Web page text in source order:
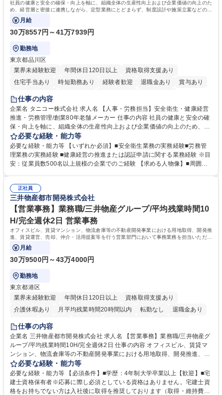
簿記検定1級 日商簿記検定2級 日商簿記検定3級
社員の健康と安全の確保・向上を軸に、組織全体の生産性向上および企業価値の向上のた
め、経営層と密接に連携しながら、定型業務にとどまらず、制度設計や施策立案などの上
流工程から関与していただきます。
月給
30万8557円～41万7939円
勤務地
東京都品川区
業界未経験歓迎
年間休日120日以上
資格取得支援あり
住宅手当あり
時短勤務あり 経験者歓迎 退職金あり
賞与あり
完全週休2日制
寮・社宅あり
仕事の内容
企業名 タニコー株式会社 求人名 【人事・労務担当】安全衛生・健康経営
推進・労務管理/創業80年老舗メーカー 仕事の内容 社員の健康と安全の確
保・向上を軸に、組織全体の生産性向上および企業価値の向上のため、経
営層と密接に連携しながら、定型業務にとどまらず、制度設計や施策立案
などの上流工程から関与していただきます。 【主な業務内容】■安全衛生
業務（ストレスチェック、健康診断の運用、産業医との連携 など）■健康
経営認証取得に向けた企画・推進■労務管理（労働時間の分析、労働環境
を底上げすべく、ともにご活躍いただける方の増員募集となります。 募集
職種 【人事・労務担当】安全衛生・健康経営推進・労務管理/創業80年老
舗メーカー
必要な経験・能力等
必要な経験・能力等 【いずれか必須】■安全衛生業務の実務経験■労務管
理業務の実務経験 ■健康経営の推進または認証申請に関する業務経験 ※目
安：従業員数500名以上規模の企業でのご経験 【求める人物像】■周囲
部門と連携しながら業務を推進できる方■Excelや労務管理システムの実務
使用経験をお持ちの方 学歴・資格 学歴：大学院 大学 高専 短大 専修学校
高校 語学力： 資格：
正社員
三井物産都市開発株式会社
【営業事務】業務職/三井物産グループ/平均残業時間10
H/完全週休2日 営業事務
オフィスビル、賃貸マンション、物流倉庫等の不動産開発事業における用地取得、開発推
進、賃貸運営、売却、仲介・活用提案等を行う営業部門において事務業務を担当いただき
ます。
月給
30万9500円～43万4000円
勤務地
東京都港区
業界未経験歓迎
年間休日120日以上
資格取得支援あり
介護休暇あり
月平均残業時間20時間以内 転勤なし
退職金あり
在宅OK
賞与あり
駅近5分以内
土日祝休み 寮・社宅あり
仕事の内容
企業名 三井物産都市開発株式会社 求人名 【営業事務】業務職/三井物産グ
ループ/平均残業時間10H/完全週休2日 仕事の内容 オフィスビル、賃貸マ
ンション、物流倉庫等の不動産開発事業における用地取得、開発推進、賃
貸運営、売却、仲介・活用提案等を行う営業部門において事務業務を担当
いただきます。 【詳細】・契約書管理、契約書製本、捺印対応、ファイリ
ング、登記簿取得、調書取得・支払業務（各種費用支払、支払管理、請
求・支払データ登録、取引先マスター申請対応）・予算作成及び予実管
必要な経験・能力等
必要な経験・能力等 【必須条件】■学歴：4年制大学卒業以上【歓迎】■宅
建士資格保有者※応募に際し必須としている資格はありません。宅建士資
格をお持ちでない方は入社後に取得を推奨しております（取得・維持費用